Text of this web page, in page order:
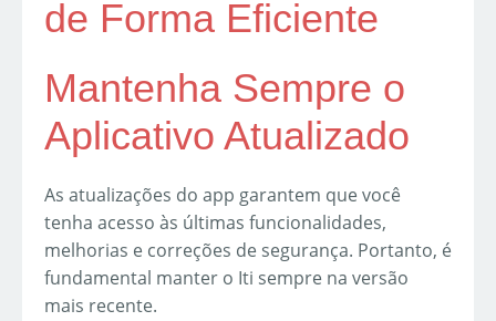
de Forma Eficiente
Mantenha Sempre o
Aplicativo Atualizado
As atualizações do app garantem que você
tenha acesso às últimas funcionalidades,
melhorias e correções de segurança. Portanto, é
fundamental manter o Iti sempre na versão
mais recente.